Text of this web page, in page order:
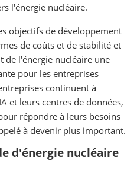
l'énergie nucléaire.
objectifs de développement
de coûts et de stabilité et
de l'énergie nucléaire une
pour les entreprises
continuent à
et leurs centres de données,
répondre à leurs besoins
à devenir plus important.
d'énergie nucléaire